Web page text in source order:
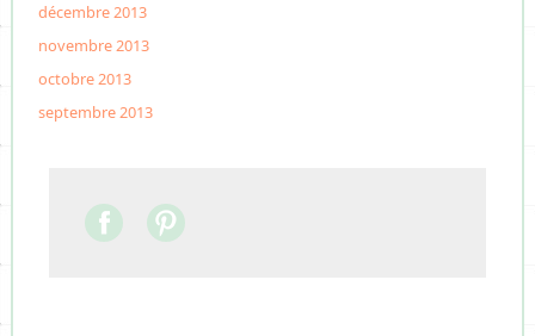
décembre 2013
novembre 2013
octobre 2013
septembre 2013